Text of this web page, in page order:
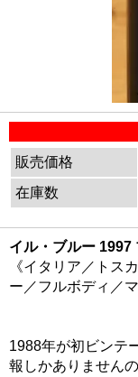
販売価格
在庫数
イル・ブルー 1997
《イタリア／トス
ー／フルボディ／
1988年が初ビンテ
報しかありません